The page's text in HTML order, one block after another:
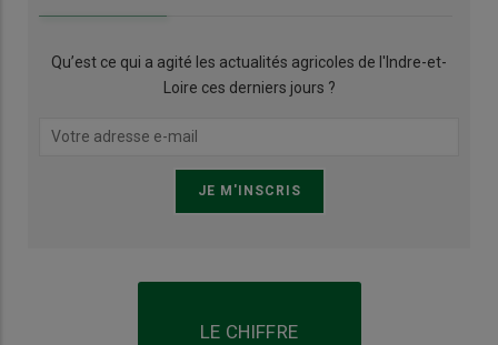
Qu’est ce qui a agité les actualités agricoles de l'Indre-et-
Loire ces derniers jours ?
LE CHIFFRE